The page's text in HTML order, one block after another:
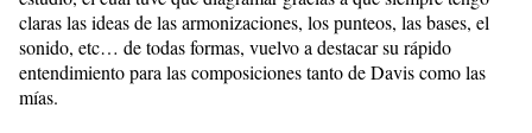
claras las ideas de las armonizaciones, los punteos, las bases, el
sonido, etc… de todas formas, vuelvo a destacar su rápido
entendimiento para las composiciones tanto de Davis como las
mías.